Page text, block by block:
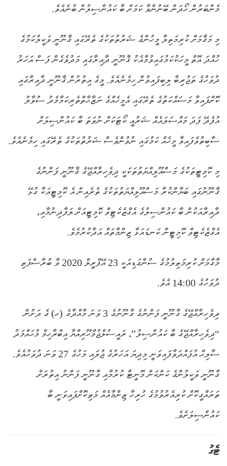
މެންބަރުން ހޯދަން ބޭނުންވާ ކަމަށް ބާ ކައުންސިލުން ބުނެއެވެ.
މި މަޤާމަށް ކުރިމަތިލާ މީހުންގެ ޝަރުތުތަކުގެ ތެރޭގައި ޤާނޫނީ ވަކީލުކަމުގެ
ހުއްދަ އޮތް މީހަކުކަމުގައިވުމާއެކު ޤާނޫނީ ދާއިރާގައި މަދުވެގެން ފަސް އަހަރު
ދުވަހުގެ ތަޖުރިބާ ލިބިފައިވުން ހިމެނެއެވެ. މީގެ އިތުރުން ޤާނޫނީ ދާއިރާގައި
ކޮށްފައިވާ މަސައްކަތުގެ ތެރޭގައި އެމީހެއްގެ ނަޒާޙާތްތެރިކަމާމެދު ސުވާލު
އުފެދޭ ފަދަ މައްސަލައެއް ޝަރުޢީ ކޯޓަކަށް ނުވަތަ ބާ ކައުންސިލަށް
ސާބިތުވެފައިވާ މީހެއް ކަމުގައި ނުވުންވެސް ޝަރުތުތަކުގެ ތެރޭގައި ހިމެނެއެވެ.
މި ކޮމިޓީތަކުގެ މަސްއޫލިއްޔަތުތަކަކީ ދިވެހިރާއްޖޭގެ ޤާނޫނީ ފަންނުގެ
ޤާނޫނުގައި ބަޔާންކުރާ މަސްއޫލިއްޔަތުތަކުގެ ތެރެއިން އެ ކޮމިޓީއަކާ ގުޅޭ
ދާއިރާއަކުން ބާ ކައުންސިލުގެ އެގްޒެކެޓިވް ކޮމިޓީއަށް ލަފާދިނުމާއި،
އެގްޒެކެޓިވް ކޮމިޓީން ކަނޑައަޅާ ޒިންމާތައް އަދާކުރުމެވެ.
މާގާމަށް ކުރިމަތިލުމުގެ ސުންގަޑިއަކީ 23 އޭޕްރީލް 2020 ވާ ބުރާސްފަތި
ދުވަހުގެ 14:00 އެވެ.
ދިވެހިރާއްޖޭގެ ގާނޫނީ ފަންނުގެ ގާނޫނުގެ 3 ވަނަ މާއްދާގެ (ހ) ގެ ދަށުން
“ދިވެހިރާއްޖޭގެ ބާ ކައުންސިލު”، ރައީސުލްޖުމްހޫރިއްޔާ އިބްރާހިމް މުޙައްމަދު
ސާލިޙް އުފައްދަވާފައިވަނީ މިދިޔަ އަހަރުގެ ޖުލައި މަހުގެ 27 ވަނަ ދުވަހުއެވެ.
ގާނޫނީ ވަކީލުންގެ ކަންކަން މޮނީޓާ ކުރުމާއި ގާނޫނީ ފަންނު އިތުރަށް
ތަރައްގީކޮށް ކުރިއެރުވުމުގެ ހުރިހާ ޒިންމާއެއް މަތިކޮށްފައިވަނީ ބާ
ކައުންސިލަށެވެ.
ޓެގު